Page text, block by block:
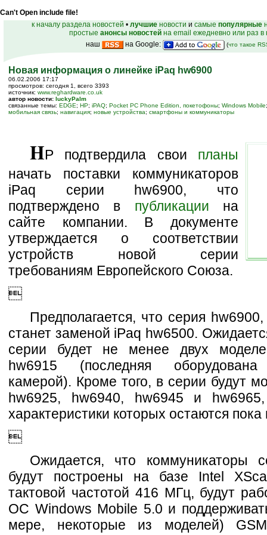
Can't Open include file!
к началу раздела новостей • лучшие новости и самые популярные
простые анонсы новостей на email ежедневно или раз
наш
на Google: (что такое
Новая информация о линейке iPaq hw6900
06.02.2006 17:17
просмотров: сегодня 1, всего 3393
источник: www.reghardware.co.uk
автор новости: luckyPalm
связанные темы: EDGE; HP; iPAQ; Pocket PC Phone Edition, покетофоны; Windows Mobile
мобильная связь; навигация; новые устройства; смартфоны и коммуникаторы
HP подтвердила свои планы
начать поставки коммуникаторов
iPaq серии hw6900, что
подтверждено в публикации на
сайте компании. В документе
утверждается о соответствии
устройств новой серии
требованиям Европейского Союза.

Предполагается, что серия
станет заменой iPaq hw6500.
серии будет не менее двух
hw6915 (последняя оборудована
камерой). Кроме того, в серии будут
hw6925, hw6940, hw6945 и hw6965,
характеристики которых остаются пока

Ожидается, что коммуникаторы
будут построены на базе Intel
тактовой частотой 416 МГц, будут
ОС Windows Mobile 5.0 и
мере, некоторые из моделей) GSM/